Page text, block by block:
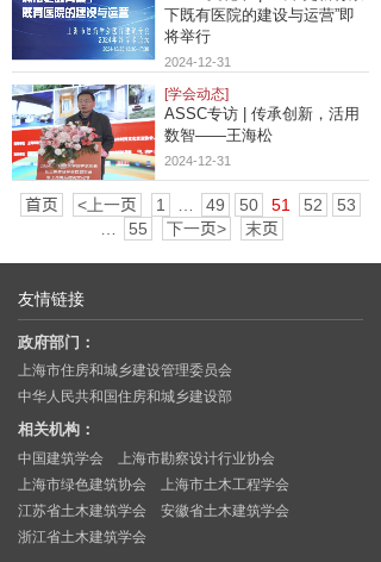
下既有医院的建设与运营”即
将举行
2024-12-31
[学会动态]
ASSC专访 | 传承创新，活用
数智——王海松
2024-12-31
首页 <上一页 1 49 50 51 52
53
55 下一页> 末页
友情链接
上海市住房和城乡建设管理委员会
中华人民共和国住房和城乡建设部
相关机构：
中国建筑学会
上海市勘察设计行业协会
上海市绿色建筑协会
上海市土木工程学会
江苏省土木建筑学会
安徽省土木建筑学会
浙江省土木建筑学会
政府部门：